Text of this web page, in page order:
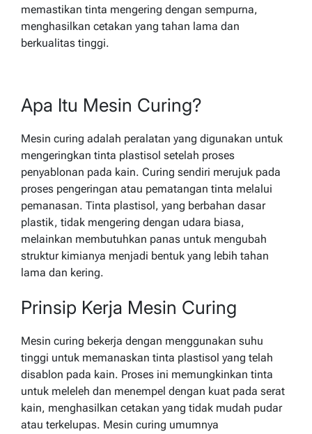
memastikan tinta mengering dengan sempurna,
menghasilkan cetakan yang tahan lama dan
berkualitas tinggi.
Apa Itu Mesin Curing?
Mesin curing adalah peralatan yang digunakan untuk
mengeringkan tinta plastisol setelah proses
penyablonan pada kain. Curing sendiri merujuk pada
proses pengeringan atau pematangan tinta melalui
pemanasan. Tinta plastisol, yang berbahan dasar
plastik, tidak mengering dengan udara biasa,
melainkan membutuhkan panas untuk mengubah
struktur kimianya menjadi bentuk yang lebih tahan
lama dan kering.
Prinsip Kerja Mesin Curing
Mesin curing bekerja dengan menggunakan suhu
tinggi untuk memanaskan tinta plastisol yang telah
disablon pada kain. Proses ini memungkinkan tinta
untuk meleleh dan menempel dengan kuat pada serat
kain, menghasilkan cetakan yang tidak mudah pudar
atau terkelupas. Mesin curing umumnya